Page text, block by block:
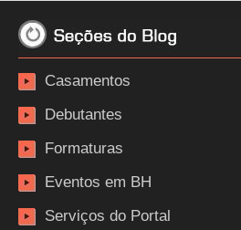
Casamentos
Debutantes
Formaturas
Eventos em BH
Serviços do Portal